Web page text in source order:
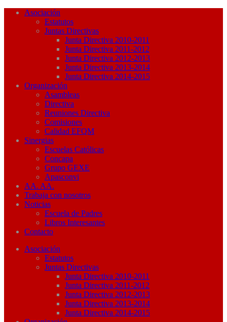
Asociación
Estatutos
Juntas Directivas
Junta Directiva 2010-2011
Junta Directiva 2011-2012
Junta Directiva 2012-2013
Junta Directiva 2013-2014
Junta Directiva 2014-2015
Organización
Asambleas
Directiva
Reuniones Directiva
Comisiones
Calidad EFQM
Sinergias
Escuelas Católicas
Concapa
Grupo GEXE
Apasconvi
AA. AA.
Trabaja con nosotros
Noticias
Escuela de Padres
Libros Interesantes
Contacto
Asociación
Estatutos
Juntas Directivas
Junta Directiva 2010-2011
Junta Directiva 2011-2012
Junta Directiva 2012-2013
Junta Directiva 2013-2014
Junta Directiva 2014-2015